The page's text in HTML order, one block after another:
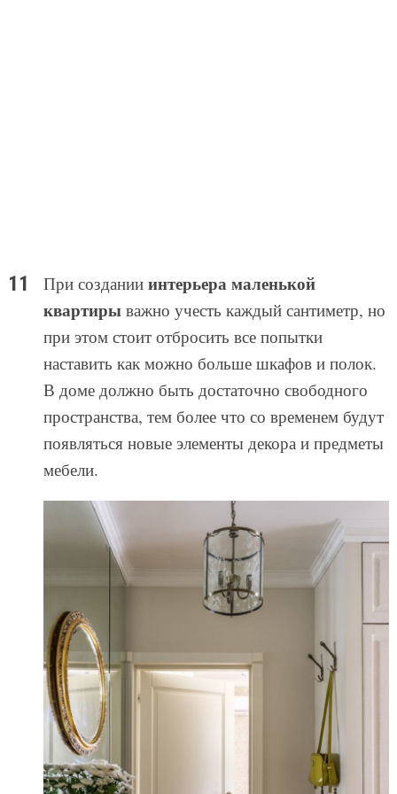
При создании интерьера маленькой
квартирыважно учесть каждый сантиметр, но
при этом стоит отбросить все попытки
наставить как можно больше шкафов и полок.
В доме должно быть достаточно свободного
пространства, тем более что со временем будут
появляться новые элементы декора и предметы
мебели.